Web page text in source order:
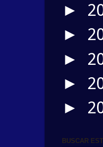
►
►
►
►
►
BUSCAR